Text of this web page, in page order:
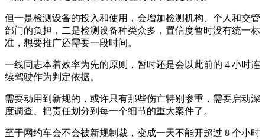
但一是检测设备的投入和使用，会增加检测机构、个人和交管
部门的负担，二是检测设备种类众多，置信度暂时没有统一标
准，想要推广还需要一段时间。
一线同志本着效率为先的原则，暂时还是会以此前的 4 小时连
续驾驶作为判定依据。
需要动用到新规的，或许只有那些伤亡特别惨重，需要启动深
度调查、把责任划分到每一个细节的重大案件了。
至于网约车会不会被新规制裁，变成一天不能开超过 8 个小时